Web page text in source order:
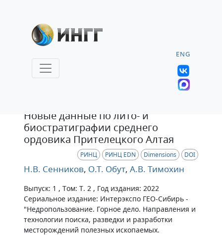
ENG
Новые данные по лито- и
биостратиграфии среднего
ордовика Прителецкого Алтая
РИНЦ РИНЦ EDN Dimensions DOI
Н.В. Сенников, О.Т. Обут, А.В. Тимохин
Выпуск: 1 , Том: Т. 2 , Год издания: 2022
Сериальное издание: Интерэкспо ГЕО-Сибирь -
"Недропользование. Горное дело. Направления и
технологии поиска, разведки и разработки
месторождений полезных ископаемых.